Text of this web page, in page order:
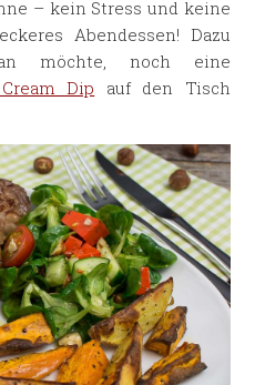
– kein Stress und keine
Abendessen! Dazu
möchte, noch eine
Dip auf den Tisch